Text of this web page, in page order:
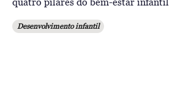
Desenvolvimento infantil